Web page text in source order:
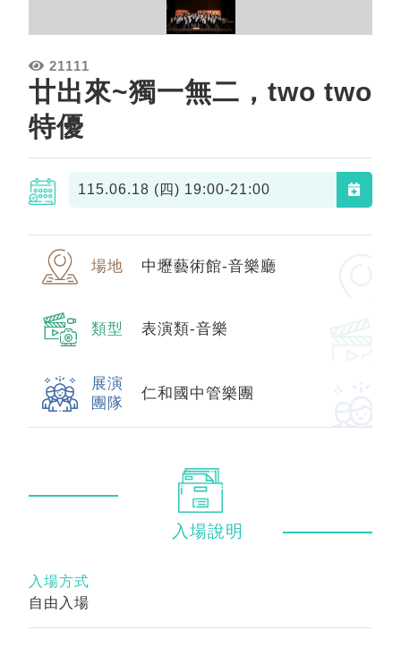
21111
廿出來~獨一無二，two two
特優
115.06.18 (四) 19:00-21:00
場地 中壢藝術館-音樂廳
類型 表演類-音樂
展演
團隊
仁和國中管樂團
入場說明
入場方式
自由入場